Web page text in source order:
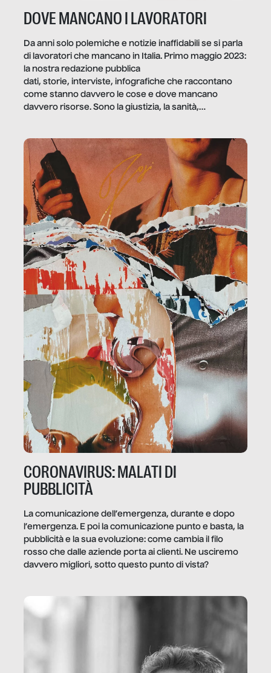
DOVE MANCANO I LAVORATORI
Da anni solo polemiche e notizie inaffidabili se si parla
di lavoratori che mancano in Italia. Primo maggio 2023:
la nostra redazione pubblica
dati, storie, interviste, infografiche che raccontano
come stanno davvero le cose e dove mancano
davvero risorse. Sono la giustizia, la sanità,
CORONAVIRUS: MALATI DI
PUBBLICITÀ
La comunicazione dell’emergenza, durante e dopo
l’emergenza. E poi la comunicazione punto e basta, la
pubblicità e la sua evoluzione: come cambia il filo
rosso che dalle aziende porta ai clienti. Ne usciremo
davvero migliori, sotto questo punto di vista?